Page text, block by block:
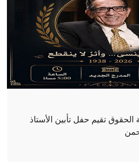
الحقوق تقيم حفل تأبين الأستاذ